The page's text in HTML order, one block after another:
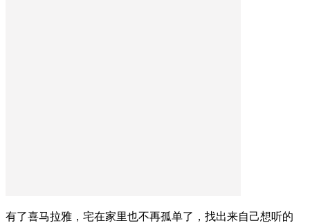
有了喜马拉雅，宅在家里也不再孤单了，找出来自己想听的